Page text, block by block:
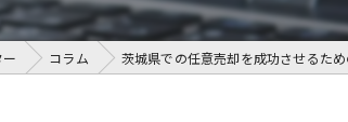
コラム 茨城県での任意売却を成功させるた